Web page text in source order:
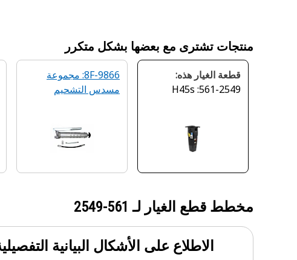
منتجات تشترى مع بعضها بشكل متكرر
قطعة الغيار هذه:
561-2549: H45s
8F-9866: مجموعة
مسدس التشحيم
مخطط قطع الغيار لـ 561-2549
الاطلاع على الأشكال البيانية